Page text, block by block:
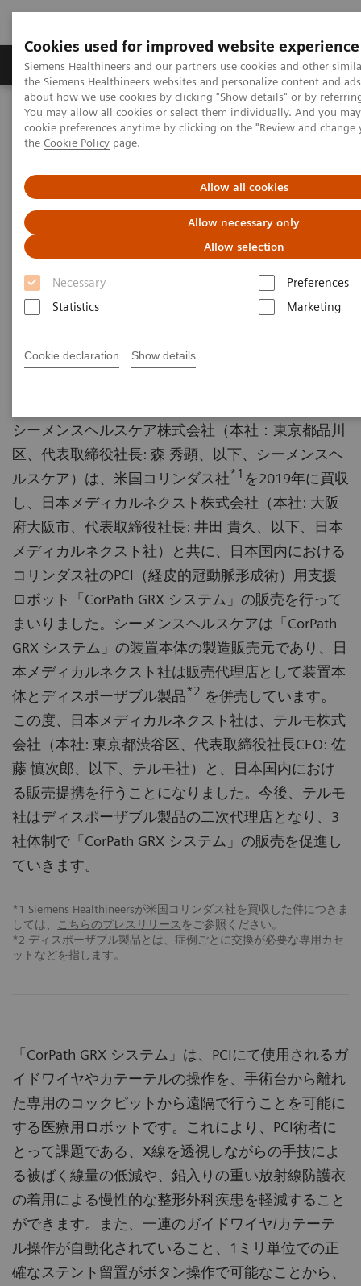
Cookies used for improved website experience
Siemens Healthineers and our partners use cookies and other
the Siemens Healthineers websites and personalize content and
about how we use cookies by clicking "Show details" or by
You may allow all cookies or select them individually. And you
cookie preferences anytime by clicking on the "Review and
the Cookie Policy page.
Allow all cookies
Allow necessary only
Allow selection
Necessary
Preferences
Statistics
Marketing
Cookie declaration Show details
製品＆サービス サポート情報 Insights
ホーム プレスルーム
プレスリリース
CorPath GRX システムの販売体制を強化
日本国内におけるPCI用支援ロ
ボット
「CorPath GRX システム」の
販売体制を強化
東京 | 2021-11-02
シーメンスヘルスケア株式会社（本社：東京都品川
区、代表取締役社長: 森 秀顕、以下、シーメンスヘ
ルスケア）は、米国コリンダス社*1 を2019年に買収
し、日本メディカルネクスト株式会社（本社: 大阪
府大阪市、代表取締役社長: 井田 貴久、以下、日本
メディカルネクスト社）と共に、日本国内における
コリンダス社のPCI（経皮的冠動脈形成術）用支援
ロボット「CorPath GRX システム」の販売を行って
まいりました。シーメンスヘルスケアは「CorPath
GRX システム」の装置本体の製造販売元であり、日
本メディカルネクスト社は販売代理店として装置本
体とディスポーザブル製品*2 を併売しています。
この度、日本メディカルネクスト社は、テルモ株式
会社（本社: 東京都渋谷区、代表取締役社長CEO: 佐
藤 慎次郎、以下、テルモ社）と、日本国内におけ
る販売提携を行うことになりました。今後、テルモ
社はディスポーザブル製品の二次代理店となり、3
社体制で「CorPath GRX システム」の販売を促進し
ていきます。
*1 Siemens Healthineersが米国コリンダス社を買収した件につきま
しては、
こちらのプレスリリース をご参照ください。
*2 ディスポーザブル製品とは、症例ごとに交換が必要な専用カセ
ットなどを指します。
「CorPath GRX システム」は、PCIにて使用されるガ
イドワイヤやカテーテルの操作を、手術台から離れ
た専用のコックピットから遠隔で行うことを可能に
する医療用ロボットです。これにより、PCI術者に
とって課題である、X線を透視しながらの手技によ
る被ばく線量の低減や、鉛入りの重い放射線防護衣
の着用による慢性的な整形外科疾患を軽減すること
ができます。また、一連のガイドワイヤ/カテーテ
ル操作が自動化されていること、1ミリ単位での正
確なステント留置がボタン操作で可能なことから、